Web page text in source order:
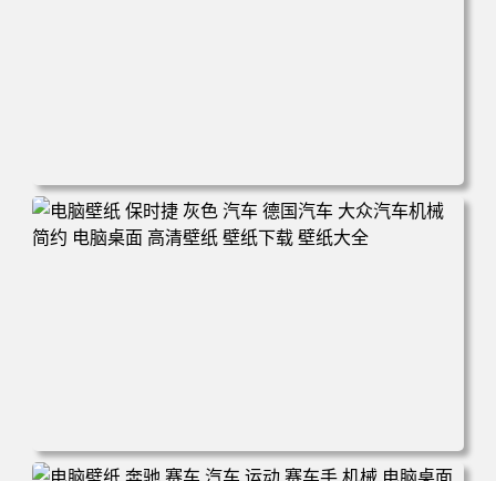
电脑壁纸 极简主义 山脉 森林 雄鹰 电脑桌面 高清壁纸 壁纸
下载 壁纸大全
电脑壁纸 保时捷 灰色 汽车 德国汽车 大众汽车机械 简约 电